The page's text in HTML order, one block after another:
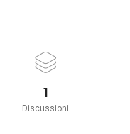
1
Discussioni